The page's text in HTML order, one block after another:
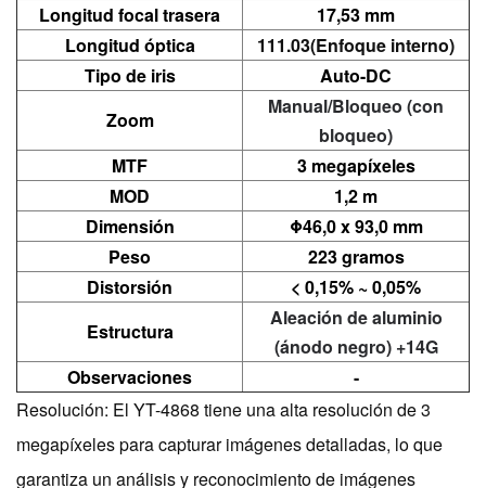
Longitud focal trasera
17,53 mm
Longitud óptica
111.03(Enfoque interno)
Tipo de iris
Auto-DC
Zoom
Manual/Bloqueo (con
bloqueo)
MTF
3 megapíxeles
MOD
1,2 m
Dimensión
Φ46,0 x 93,0 mm
Peso
223 gramos
Distorsión
< 0,15% ~ 0,05%
Estructura
Aleación de aluminio
(ánodo negro) +14G
Observaciones
-
Resolución: El YT-4868 tiene una alta resolución de 3
megapíxeles para capturar imágenes detalladas, lo que
garantiza un análisis y reconocimiento de imágenes